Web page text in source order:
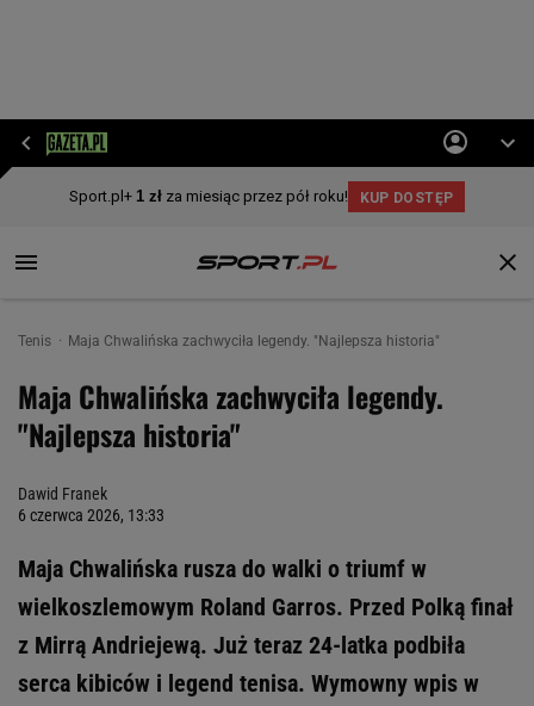
Tenis Maja Chwalińska zachwyciła legendy. "Najlepsza historia"
Maja Chwalińska zachwyciła legendy.
"Najlepsza historia"
Dawid Franek
6 czerwca 2026, 13:33
Maja Chwalińska rusza do walki o triumf w
wielkoszlemowym Roland Garros. Przed Polką finał
z Mirrą Andriejewą. Już teraz 24-latka podbiła
serca kibiców i legend tenisa. Wymowny wpis w